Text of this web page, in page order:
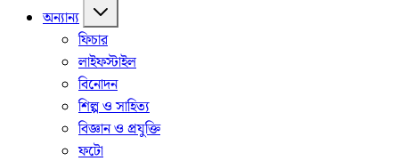
অন্যান্য
ফিচার
লাইফস্টাইল
বিনোদন
শিল্প ও সাহিত্য
বিজ্ঞান ও প্রযুক্তি
ফটো